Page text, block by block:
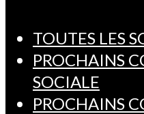
TOUTES LES
PROCHAINS
SOCIALE
PROCHAINS